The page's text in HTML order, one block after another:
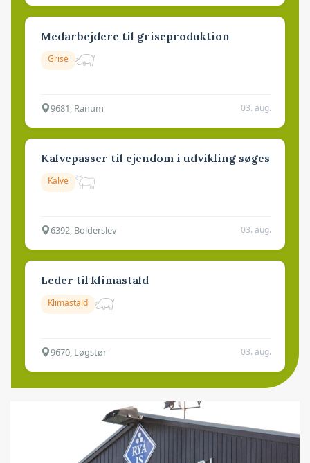
Medarbejdere til griseproduktion
Grise
9681, Ranum 03. aug.
Kalvepasser til ejendom i udvikling søges
Kalve
6392, Bolderslev 03. aug.
Leder til klimastald
Klimastald
9670, Løgstør 03. aug.